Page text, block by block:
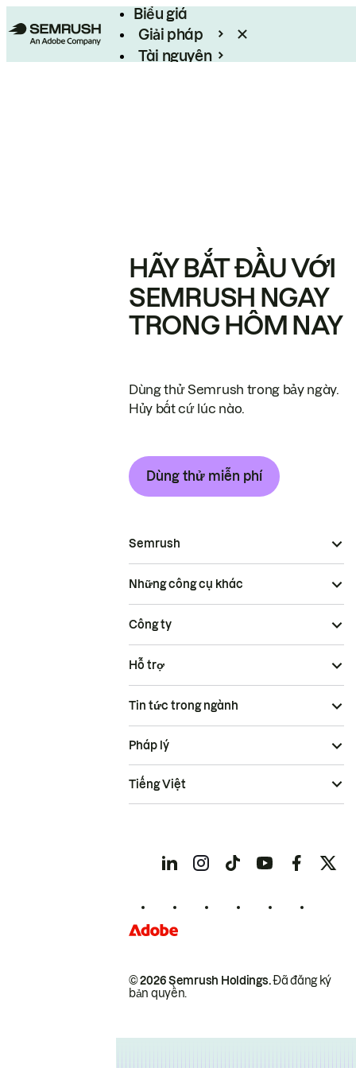
Biểu giá
Giải pháp
Tài nguyên
HÃY BẮT ĐẦU VỚI
SEMRUSH NGAY
TRONG HÔM NAY
Dùng thử Semrush trong bảy ngày.
Hủy bất cứ lúc nào.
Dùng thử miễn phí
Semrush
Những công cụ khác
Công ty
Hỗ trợ
Tin tức trong ngành
© 2026 Semrush Holdings.Đã đăng ký
bản quyền.
Pháp lý
Tiếng Việt